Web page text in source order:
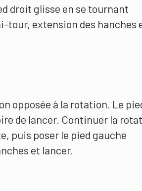
droit glisse en se tournant
tour, extension des hanches
opposée à la rotation. Le
de lancer. Continuer la
puis poser le pied gauche
et lancer.